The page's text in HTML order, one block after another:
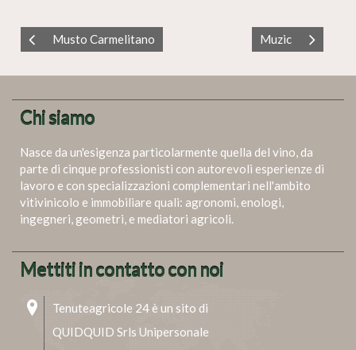
Musto Carmelitano Muzic
Chi siamo
Nasce da un'esigenza particolarmente quella del vino, da
parte di cinque professionisti con autorevoli esperienze di
lavoro e con specializzazioni complementari nell'ambito
vitivinicolo e immobiliare quali: agronomi, enologi,
ingegneri, geometri, e mediatori agricoli.
Mettiti in contatto con noi
Tenuteagricole 24 è un sito di
QUIDQUID Srls Unipersonale